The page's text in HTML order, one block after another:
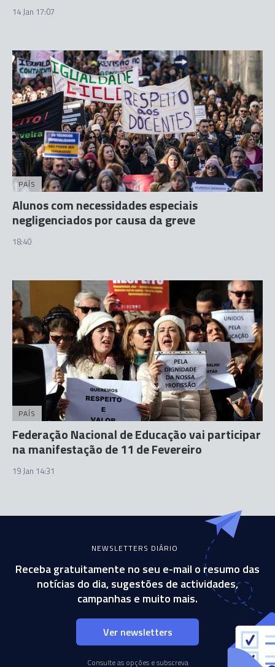
14 Jan 17:07
PAÍS
Alunos com necessidades especiais
negligenciados por causa da greve
18:40
PAÍS
Federação Nacional de Educação vai participar
na manifestação de 11 de Fevereiro
19 Jan 14:31
NEWSLETTERS DIÁRIO
Receba gratuitamente no seu e-mail o resumo das
notícias do dia, sugestões de actividades,
campanhas e muito mais.
Ver newsletters
Consulte as opções e subscreva